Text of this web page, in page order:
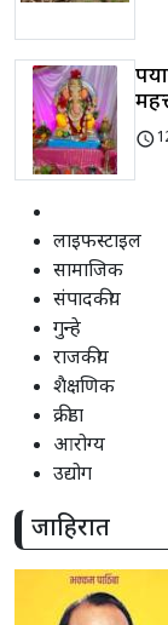
schedule
लाइफस्टाइल
सामाजिक
संपादकीय
गुन्हे
राजकीय
शैक्षणिक
क्रीडा
आरोग्य
उद्योग
जाहिरात